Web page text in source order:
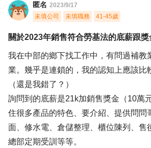
匿名 2023/9/17
未填公司
未填職務 41-45歲
關於2023年銷售符合勞基法的底薪跟獎
我在中部的鄉下找工作中，有問過補教
業。幾乎是連鎖的，我的認知上應該比
（還是我錯了？）
詢問到的底薪是21k加銷售獎金（10萬
住很多產品的特色、要介紹、提供問問
面、修水電、倉儲整理、櫃位陳列、售
總部定期受訓等等。